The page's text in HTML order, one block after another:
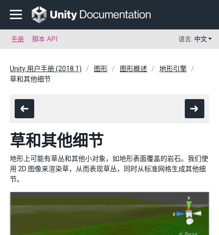
手册 脚本 API 语言: 中文
Unity 用户手册 (2018.1) 图形 图形概述
地形引擎
草和其他细节
草和其他细节
地形上可能有草丛和其他小对象，如地形表面覆盖的岩石。我们使
用 2D 图像来渲染草，从而表现草丛，同时从标准网格生成其他细
节。